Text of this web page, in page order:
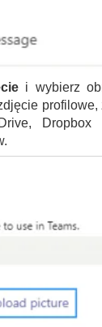
i wybierz
profilowe,
Dropbox